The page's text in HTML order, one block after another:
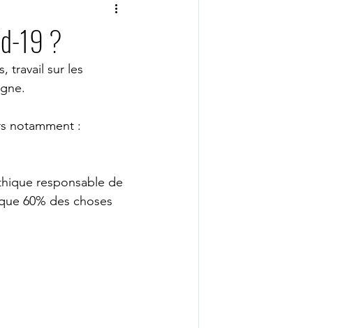
WHATSAPP
psychologue nice
expatrié coach de vie
19 ?
travail sur les
notamment :
responsable de
60% des choses